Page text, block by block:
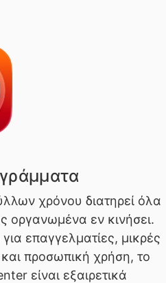
χρόνου διατηρεί όλα
οργανωμένα εν κινήσει.
επαγγελματίες, μικρές
και προσωπική χρήση, το
είναι εξαιρετικά